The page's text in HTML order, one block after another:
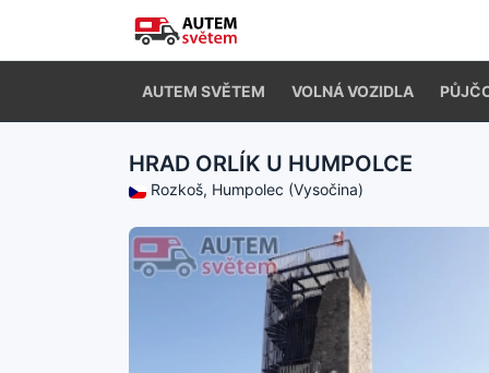
AUTEM SVĚTEM VOLNÁ VOZIDLA
HRAD ORLÍK U HUMPOLCE
Rozkoš, Humpolec (Vysočina)